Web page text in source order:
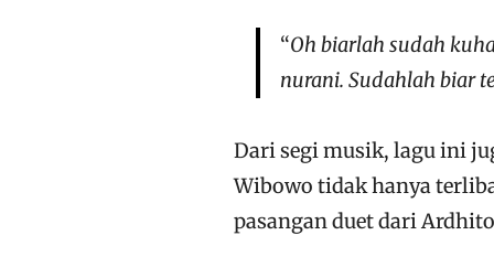
“Oh biarlah sudah
nurani. Sudahlah biar
Dari segi musik, lagu ini
Wibowo tidak hanya
pasangan duet dari